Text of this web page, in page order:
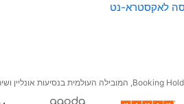
לאקסטרא-נט